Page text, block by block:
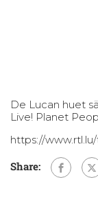
De Lucan huet
Live! Planet
https://
Share: